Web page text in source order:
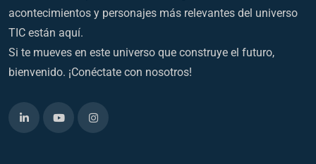
acontecimientos y personajes más relevantes del universo
TIC están aquí.
Si te mueves en este universo que construye el futuro,
bienvenido. ¡Conéctate con nosotros!